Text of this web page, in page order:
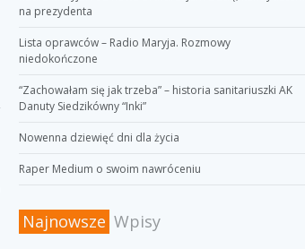
na prezydenta
Lista oprawców – Radio Maryja. Rozmowy
niedokończone
“Zachowałam się jak trzeba” – historia sanitariuszki AK
Danuty Siedzikówny “Inki”
Nowenna dziewięć dni dla życia
Raper Medium o swoim nawróceniu
Najnowsze Wpisy